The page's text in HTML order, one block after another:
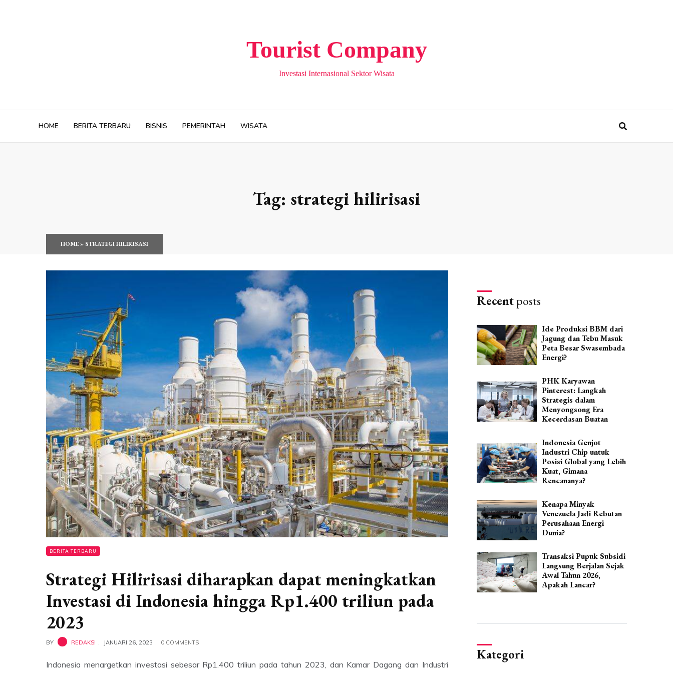
Tourist Company
Investasi Internasional Sektor Wisata
HOME BERITA TERBARU BISNIS PEMERINTAH WISATA
Tag: strategi hilirisasi
HOME»STRATEGI HILIRISASI
BERITA TERBARU
Strategi Hilirisasi diharapkan dapat meningkatkan
Investasi di Indonesia hingga Rp1.400 triliun pada
2023
BY REDAKSI JANUARI 26, 2023 0 COMMENTS
Indonesia menargetkan investasi sebesar Rp1.400 triliun pada tahun 2023, dan Kamar Dagang dan Industri
Recentposts
Ide Produksi BBM dari
Jagung dan Tebu Masuk
Peta Besar Swasembada
Energi?
PHK Karyawan
Pinterest: Langkah
Strategis dalam
Menyongsong Era
Kecerdasan Buatan
Indonesia Genjot
Industri Chip untuk
Posisi Global yang Lebih
Kuat, Gimana
Rencananya?
Kenapa Minyak
Venezuela Jadi Rebutan
Perusahaan Energi
Dunia?
Transaksi Pupuk Subsidi
Langsung Berjalan Sejak
Awal Tahun 2026,
Apakah Lancar?
Kategori